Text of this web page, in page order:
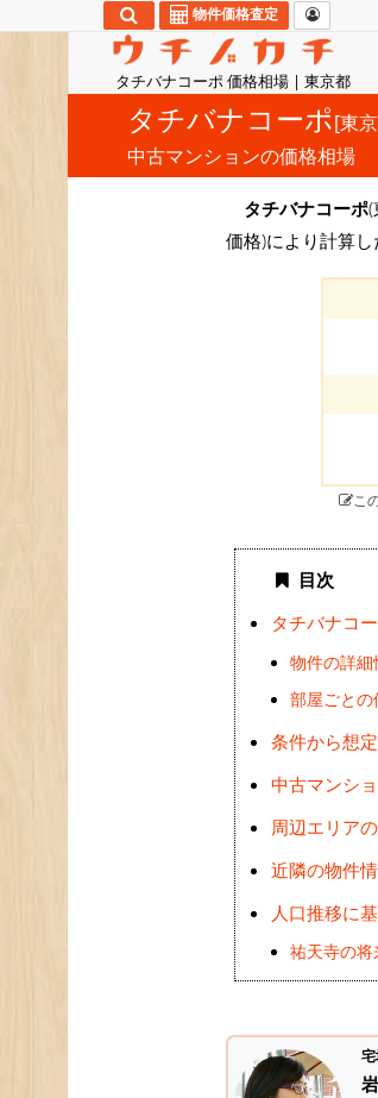
タチバナコーポ 価格相場 | 東京都
物件価格査定
タチバナコーポ[東
中古マンションの価格相場
タチバナコーポ(
価格)により計算
こ
目次
タチバナコ
物件の詳細
部屋ごと
条件から想
中古マンシ
周辺エリア
近隣の物件
人口推移に
祐天寺の